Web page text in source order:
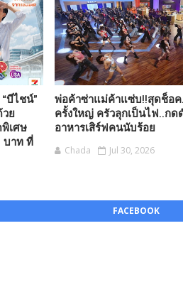
บีไชน์”
วย
เศษ
บาท ที่
พ่อค้าซ่าแม่ค้าแซ่บ!!สุดช็อค
ครั้งใหญ่ ครัวลุกเป็นไฟ..กด
อาหารเสิร์ฟคนนับร้อย
Chada Jul 30, 2026
FACEBOOK